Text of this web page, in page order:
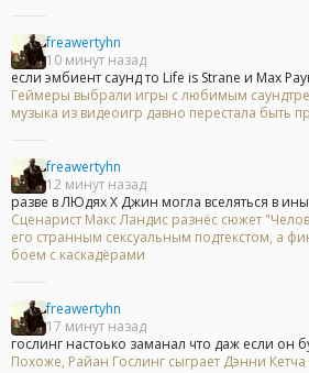
freawertyhn
10 минут назад
если эмбиент саунд то Life is Strane и Max
Геймеры выбрали игры с любимым
музыка из видеоигр давно перестала быть
freawertyhn
12 минут назад
разве в ЛЮдях Х Джин могла вселяться в
Сценарист Макс Ландис разнёс сюжет
его странным сексуальным подтекстом, а
боем с каскадёрами
freawertyhn
17 минут назад
гослинг настоько заманал что даж если он
Похоже, Райан Гослинг сыграет Дэнни